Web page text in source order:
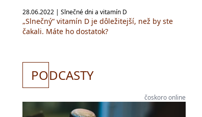
28.06.2022 | Slnečné dni a vitamín D
„Slnečný“ vitamín D je dôležitejší, než by ste
čakali. Máte ho dostatok?
PODCASTY
čoskoro online